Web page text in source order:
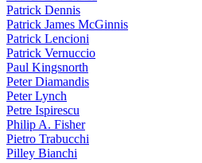
Patrick Dennis
Patrick James McGinnis
Patrick Lencioni
Patrick Vernuccio
Paul Kingsnorth
Peter Diamandis
Peter Lynch
Petre Ispirescu
Philip A. Fisher
Pietro Trabucchi
Pilley Bianchi